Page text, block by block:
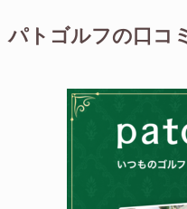
パトゴルフの口コ